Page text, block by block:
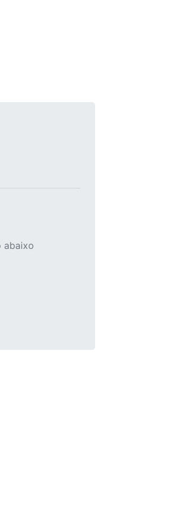
abaixo